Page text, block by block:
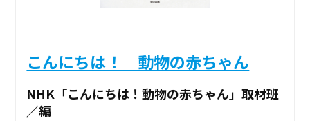
こんにちは！ 動物の赤ちゃん
NHK「こんにちは！動物の赤ちゃん」取材班
／編